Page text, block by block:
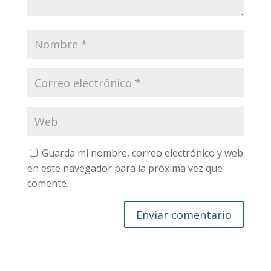
Guarda mi nombre, correo electrónico y web
en este navegador para la próxima vez que
comente.